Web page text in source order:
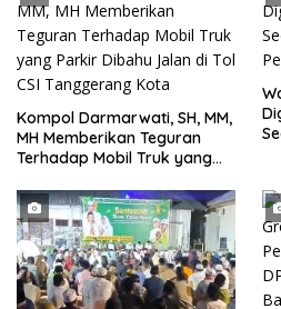
Kompol Darmarwati, SH, MM,
MH Memberikan Teguran
Terhadap Mobil Truk yang
Tanggerang Kota